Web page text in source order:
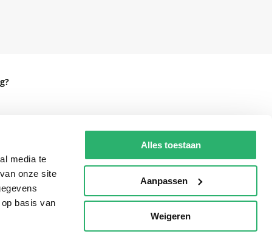
media te
onze site
basis van
Alles toestaan
Aanpassen
Weigeren